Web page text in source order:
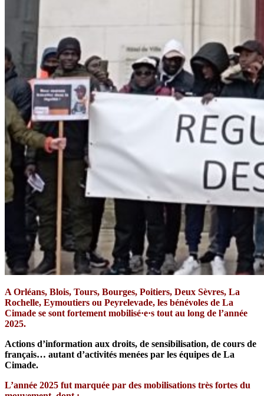
A Orléans, Blois, Tours, Bourges, Poitiers, Deux Sèvres, La
Rochelle, Eymoutiers ou Peyrelevade, les bénévoles de La
Cimade se sont fortement mobilisé·e·s tout au long de l’année
2025.
Actions d’information aux droits, de sensibilisation, de cours de
français… autant d’activités menées par les équipes de La
Cimade.
L’année 2025 fut marquée par des mobilisations très fortes du